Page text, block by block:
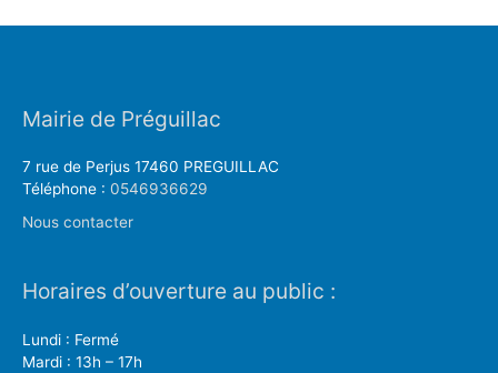
Mairie de Préguillac
7 rue de Perjus 17460 PREGUILLAC
Téléphone : 0546936629
Nous contacter
Horaires d’ouverture au public :
Lundi : Fermé
Mardi : 13h – 17h